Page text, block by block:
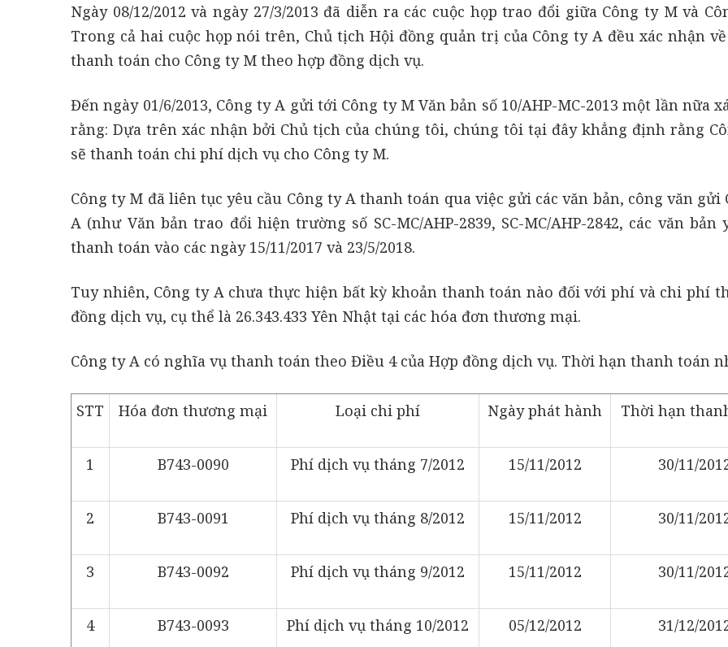
Ngày 08/12/2012 và ngày 27/3/2013 đã diễn ra các cuộc họp trao đổi giữa Công ty M và
Trong cả hai cuộc họp nói trên, Chủ tịch Hội đồng quản trị của Công ty A đều xác nhận về
thanh toán cho Công ty M theo hợp đồng dịch vụ.
Đến ngày 01/6/2013, Công ty A gửi tới Công ty M Văn bản số 10/AHP-MC-2013 một lần nữa
rằng: Dựa trên xác nhận bởi Chủ tịch của chúng tôi, chúng tôi tại đây khẳng định rằng
sẽ thanh toán chi phí dịch vụ cho Công ty M.
Công ty M đã liên tục yêu cầu Công ty A thanh toán qua việc gửi các văn bản, công văn gửi
A (như Văn bản trao đổi hiện trường số SC-MC/AHP-2839, SC-MC/AHP-2842, các văn bản
thanh toán vào các ngày 15/11/2017 và 23/5/2018.
Tuy nhiên, Công ty A chưa thực hiện bất kỳ khoản thanh toán nào đối với phí và chi phí
đồng dịch vụ, cụ thể là 26.343.433 Yên Nhật tại các hóa đơn thương mại.
Công ty A có nghĩa vụ thanh toán theo Điều 4 của Hợp đồng dịch vụ. Thời hạn thanh toán
STT Hóa đơn thương mại Loại chi phí Ngày phát hành Thời hạn
1 B743-0090 Phí dịch vụ tháng 7/2012 15/11/2012 30/11/
2 B743-0091 Phí dịch vụ tháng 8/2012 15/11/2012 30/11/
3 B743-0092 Phí dịch vụ tháng 9/2012 15/11/2012 30/11/
4 B743-0093 Phí dịch vụ tháng 10/2012 05/12/2012 31/12/